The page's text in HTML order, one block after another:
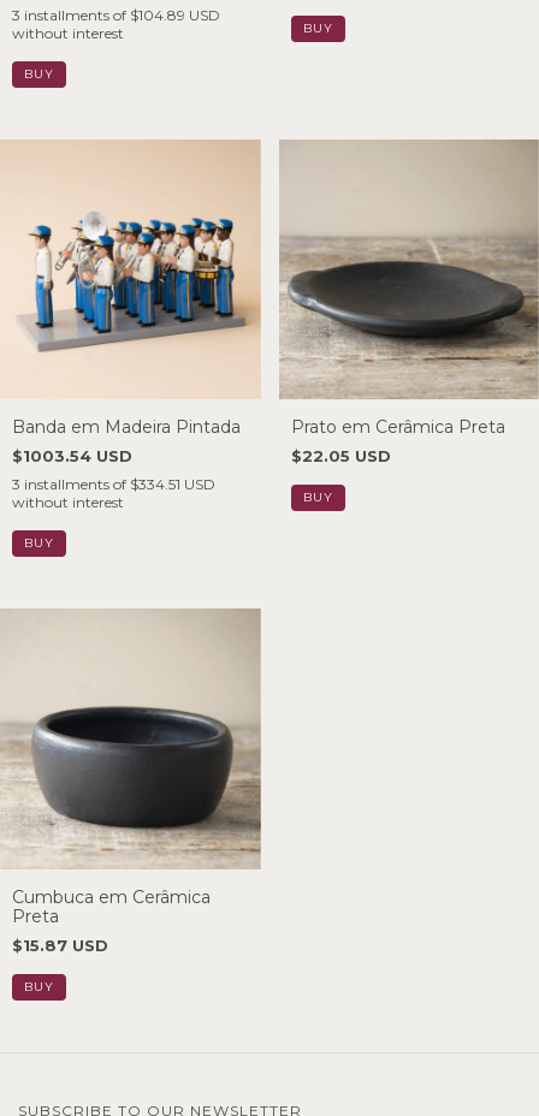
3 installments of $104.89 USD
without interest
Banda em Madeira Pintada
$1003.54 USD
3 installments of $334.51 USD
without interest
Prato em Cerâmica Preta
$22.05 USD
Cumbuca em Cerâmica
Preta
$15.87 USD
SUBSCRIBE TO OUR NEWSLETTER